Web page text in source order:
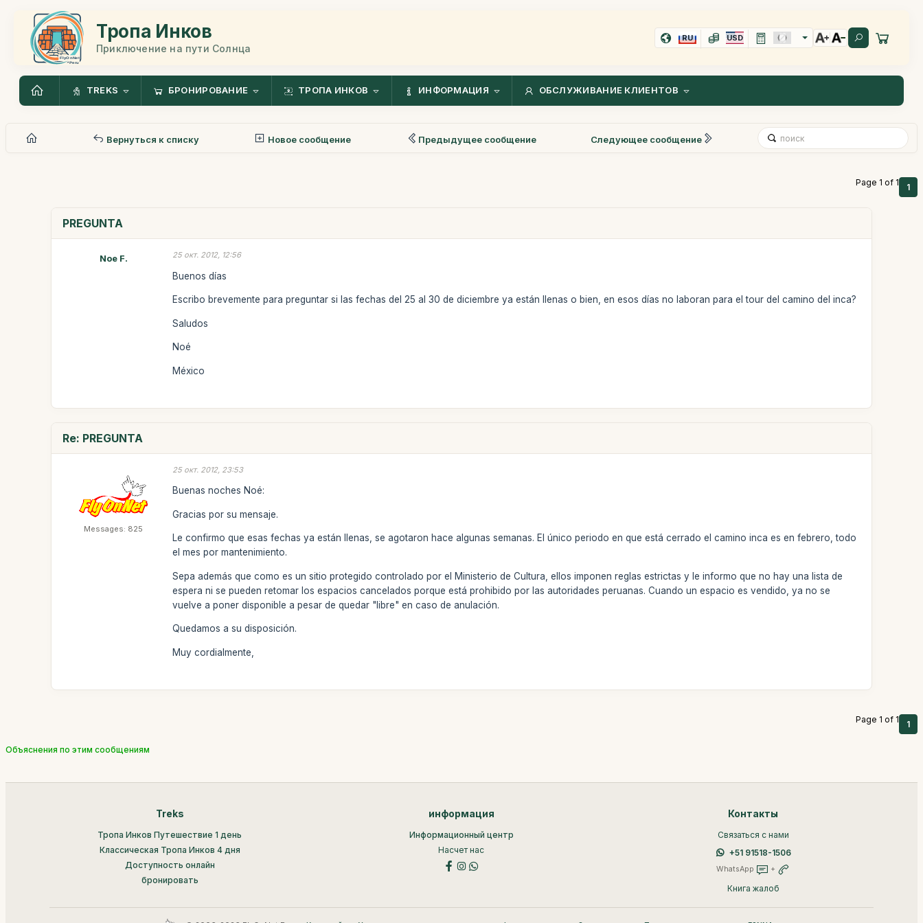
Тропа Инков
Приключение на пути Солнца
RU USD
TREKS БРОНИРОВАНИЕ ТРОПА ИНКОВ ИНФОРМАЦИЯ ОБСЛУЖИВАНИЕ КЛИЕНТОВ
Вернуться к списку Новое сообщение Предыдущее сообщение Следующее сообщение
Page 1 of 1 1
PREGUNTA
Noe F. 25 окт. 2012, 12:56
Buenos días
Escribo brevemente para preguntar si las fechas del 25 al 30 de diciembre ya están llenas o bien, en esos días no laboran para el tour del camino del inca?
Saludos
Noé
México
Re: PREGUNTA
Messages: 825
25 окт. 2012, 23:53
Buenas noches Noé:
Gracias por su mensaje.
Le confirmo que esas fechas ya están llenas, se agotaron hace algunas semanas. El único periodo en que está cerrado el camino inca es en febrero, todo
el mes por mantenimiento.
Sepa además que como es un sitio protegido controlado por el Ministerio de Cultura, ellos imponen reglas estrictas y le informo que no hay una lista de
espera ni se pueden retomar los espacios cancelados porque está prohibido por las autoridades peruanas. Cuando un espacio es vendido, ya no se
vuelve a poner disponible a pesar de quedar "libre" en caso de anulación.
Quedamos a su disposición.
Muy cordialmente,
Page 1 of 1 1
Объяснения по этим сообщениям
Treks
Тропа Инков Путешествие 1 день
Классическая Тропа Инков 4 дня
Доступность онлайн
бронировать
информация
Информационный центр
Насчет нас
Контакты
Связаться с нами
+51 91518-1506
WhatsApp +
Книга жалоб